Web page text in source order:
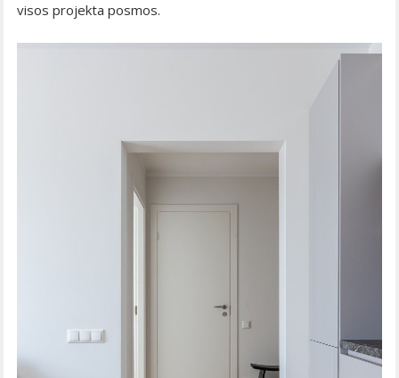
visos projekta posmos.